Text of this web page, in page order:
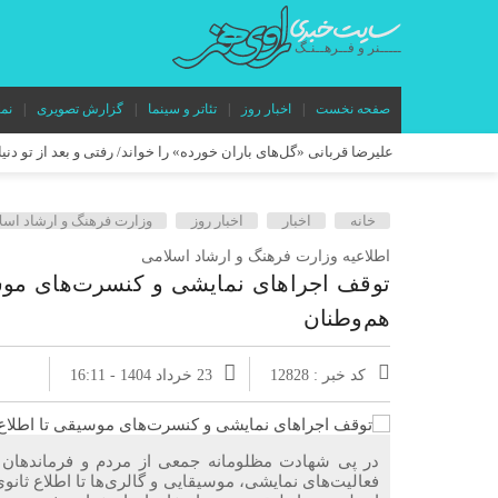
صفحه نخست اخبار روز تئاتر و سینما گزارش تصویری
علیرضا قربانی «گل‌های باران خورده» را خواند/ رفتی و بعد از تو
آغاز رویدادهای
«خالده» در راه ایتالیا/ موفقیت تازه برای مدرسه فیلم پدرام
در آستانه آغاز اجرا در عمارت هما؛ پوستر نمایش «وانیا و سونیا و
ابراهیم برفرازی هم‌زمان با اجرای «مده‌آ اجرا نمی‌شود! خب
«درخت گیلاس» به تماشاخانه مهر حوزه هنری می‌آید/ روایتی
«کاپیتان شماره ۱۰» در بخش مسابقه جشنواره جیفونی ایتالیا
خانه اخبار اخبار روز وزارت فرهنگ و ارشاد
اطلاعیه وزارت فرهنگ و ارشاد اسلامی
توقف اجراهای نمایشی و کنسرت‌های
هم‌وطنان
کد خبر : 12828 23 خرداد 1404 - 16:11
در پی شهادت مظلومانه جمعی از مردم و
فعالیت‌های نمایشی، موسیقایی و گالری‌ها تا اطلاع